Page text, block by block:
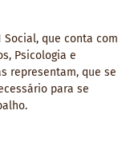
que conta com
Psicologia e
representam, que se
para se